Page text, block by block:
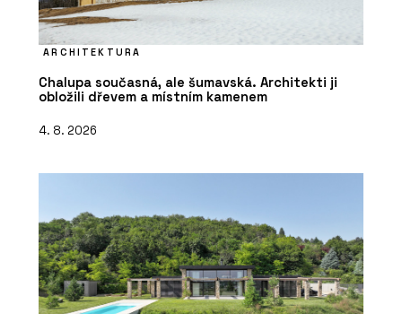
ARCHITEKTURA
Chalupa současná, ale šumavská. Architekti ji
obložili dřevem a místním kamenem
4. 8. 2026